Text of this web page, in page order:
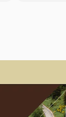
Prodotti